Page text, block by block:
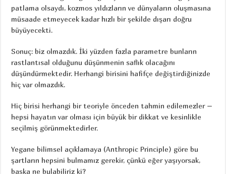
patlama olsaydı, kozmos yıldızların ve dünyaların oluşmasına
müsaade etmeyecek kadar hızlı bir şekilde dışarı doğru
büyüyecekti.
Sonuç: biz olmazdık. İki yüzden fazla parametre bunların
rastlantısal olduğunu düşünmenin saflık olacağını
düşündürmektedir. Herhangi birisini hafifçe değiştirdiğinizde
hiç var olmazdık.
Hiç birisi herhangi bir teoriyle önceden tahmin edilemezler –
hepsi hayatın var olması için büyük bir dikkat ve kesinlikle
seçilmiş görünmektedirler.
Yegane bilimsel açıklamaya (Anthropic Principle) göre bu
şartların hepsini bulmamız gerekir, çünkü eğer yaşıyorsak,
başka ne bulabiliriz ki?